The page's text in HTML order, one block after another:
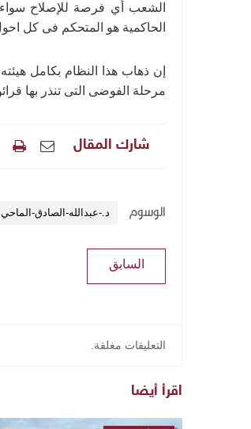
الشعب أي فرصة للإصلاح
الحاكمية هو المتحكم فى كل
إن ذهاب هذا النظام بكامل
مرحلة الفوضى التى تنذر بها
شارك المقال
الوسوم د.-عبدالله-الصادق-الماحي
السابق
التعليقات مغلقة.
اقرأ أيضا